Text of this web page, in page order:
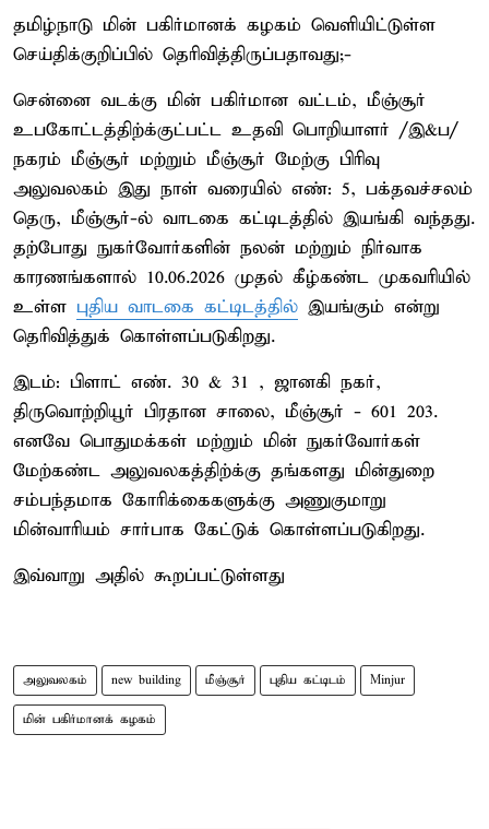
தமிழ்நாடு மின் பகிர்மானக் கழகம் வெளியிட்டுள்ள
செய்திக்குறிப்பில் தெரிவித்திருப்பதாவது;-
சென்னை வடக்கு மின் பகிர்மான வட்டம், மீஞ்சூர்
உபகோட்டத்திற்க்குட்பட்ட உதவி பொறியாளர் /இ&ப/
நகரம் மீஞ்சூர் மற்றும் மீஞ்சூர் மேற்கு பிரிவு
அலுவலகம் இது நாள் வரையில் எண்: 5, பக்தவச்சலம்
தெரு, மீஞ்சூர்-ல் வாடகை கட்டிடத்தில் இயங்கி வந்தது.
தற்போது நுகர்வோர்களின் நலன் மற்றும் நிர்வாக
காரணங்களால் 10.06.2026 முதல் கீழ்கண்ட முகவரியில்
உள்ள புதிய வாடகை கட்டிடத்தில் இயங்கும் என்று
தெரிவித்துக் கொள்ளப்படுகிறது.
இடம்: பிளாட் எண். 30 & 31 , ஜானகி நகர்,
திருவொற்றியூர் பிரதான சாலை, மீஞ்சூர் - 601 203.
எனவே பொதுமக்கள் மற்றும் மின் நுகர்வோர்கள்
மேற்கண்ட அலுவலகத்திற்க்கு தங்களது மின்துறை
சம்பந்தமாக கோரிக்கைகளுக்கு அணுகுமாறு
மின்வாரியம் சார்பாக கேட்டுக் கொள்ளப்படுகிறது.
இவ்வாறு அதில் கூறப்பட்டுள்ளது
அலுவலகம் new building மீஞ்சூர் புதிய கட்டிடம் Minjur
மின் பகிர்மானக் கழகம்